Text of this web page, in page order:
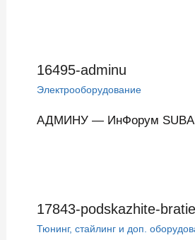
16495-adminu
Электрооборудование
АДМИНУ — ИнФорум
17843-podskazhite-
Тюнинг, стайлинг и доп.